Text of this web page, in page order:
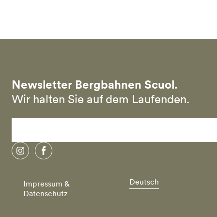
Newsletter Bergbahnen Scuol.
Wir halten Sie auf dem Laufenden.
instagramfacebook
Impressum &
Datenschutz
Deutsch